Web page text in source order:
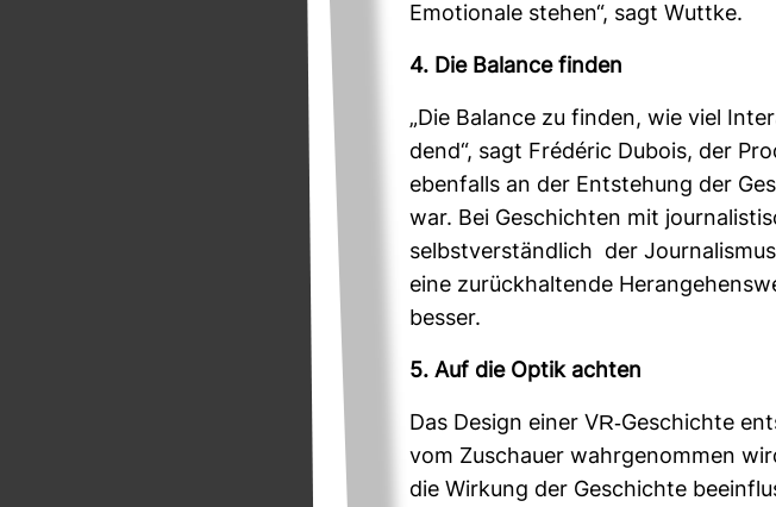
Emo­tio­nale stehen“, sagt Wuttke.
4. Die Balance finden
„Die Balance zu finden, wie viel
dend“, sagt Frédéric Dubois, der
eben­falls an der Ent­ste­hung der
war. Bei Geschichten mit
selbst­ver­ständ­lich der
eine zurück­hal­tende
besser.
5. Auf die Optik achten
Das Design einer VR-​Geschichte
vom Zuschauer wahr­ge­nommen
die Wir­kung der Geschichte